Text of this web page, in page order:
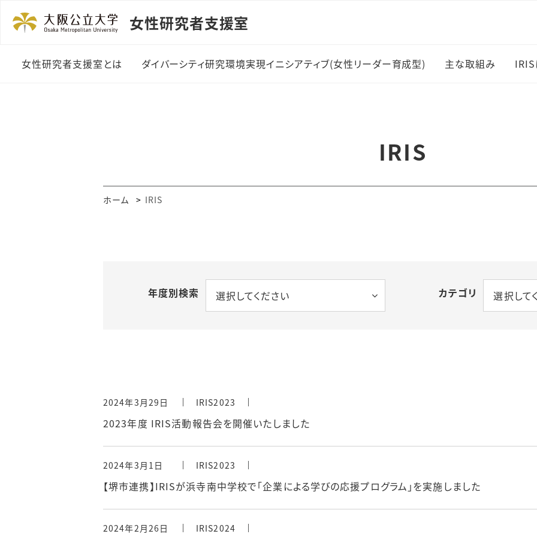
女性研究者支援室
女性研究者支援室とは ダイバーシティ研究環境実現イニシアティブ(女性リーダー育成型)
外国語論文校閲費助成
事業
主な取組み
ベビーシッター割
発行事業・学内
IRIS
IRIS
ホーム IRIS
年度別検索 選択してください カテゴリ 選択して
2024年3月29日 IRIS2023
2023年度 IRIS活動報告会を開催いたしました
2024年3月1日 IRIS2023
【堺市連携】IRISが浜寺南中学校で「企業による学びの応援プログラム」を実施しました
2024年2月26日 IRIS2024